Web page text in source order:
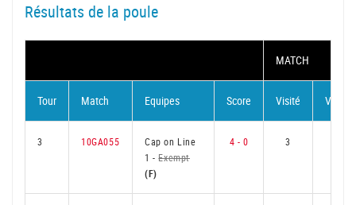
Résultats de la poule
MATCH
Tour Match Equipes Score Visité
3 10GA055
Cap on Line
1-Exempt
(F)
4 - 0 3